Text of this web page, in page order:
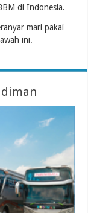
di Indonesia.
mari pakai
ini.